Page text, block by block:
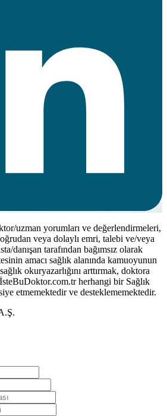
uzman yorumları ve değerlendirmeleri,
veya dolaylı emri, talebi ve/veya
danışan tarafından bağımsız olarak
amacı sağlık alanında kamuoyunun
okuryazarlığını arttırmak, doktora
herhangi bir Sağlık
etmemektedir ve desteklememektedir.